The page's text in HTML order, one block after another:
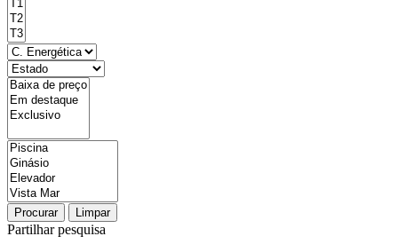
Procurar Limpar
Partilhar pesquisa